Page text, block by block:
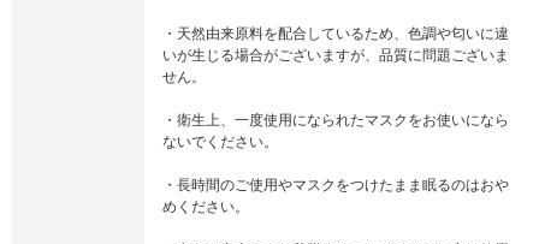
・天然由来原料を配合しているため、色調や匂いに違
いが生じる場合がございますが、品質に問題ございま
せん。
・衛生上、一度使用になられたマスクをお使いになら
ないでください。
・長時間のご使用やマスクをつけたまま眠るのはおや
めください。